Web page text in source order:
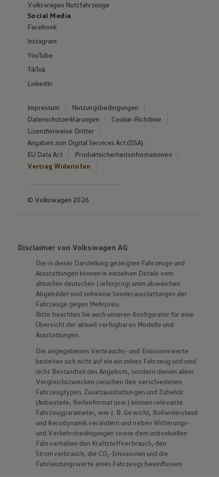
Volkswagen Nutzfahrzeuge
Social Media
Facebook
Instagram
YouTube
TikTok
LinkedIn
Impressum
Nutzungsbedingungen
Datenschutzerklärungen
Cookie-Richtlinie
Lizenzhinweise Dritter
Angaben zum Digital Services Act (DSA)
EU Data Act
Produktsicherheitsinformationen
Vertrag Widerrufen
© Volkswagen 2026
Disclaimer von Volkswagen AG
Die in dieser Darstellung gezeigten Fahrzeuge und
Ausstattungen können in einzelnen Details vom
aktuellen deutschen Lieferprogramm abweichen.
Abgebildet sind teilweise Sonderausstattungen der
Fahrzeuge gegen Mehrpreis.
Bitte beachten Sie auch unseren Konfigurator für eine
Übersicht der aktuell verfügbaren Modelle und
Ausstattungen.
Die angegebenen Verbrauchs- und Emissionswerte
beziehen sich nicht auf ein einzelnes Fahrzeug und sind
nicht Bestandteil des Angebots, sondern dienen allein
Vergleichszwecken zwischen den verschiedenen
Fahrzeugtypen. Zusatzausstattungen und Zubehör
(Anbauteile, Reifenformat usw.) können relevante
Fahrzeugparameter, wie z. B. Gewicht, Rollwiderstand
und Aerodynamik verändern und neben Witterungs-
und Verkehrsbedingungen sowie dem individuellen
Fahrverhalten den Kraftstoffverbrauch, den
Stromverbrauch, die CO₂-Emissionen und die
Fahrleistungswerte eines Fahrzeugs beeinflussen.